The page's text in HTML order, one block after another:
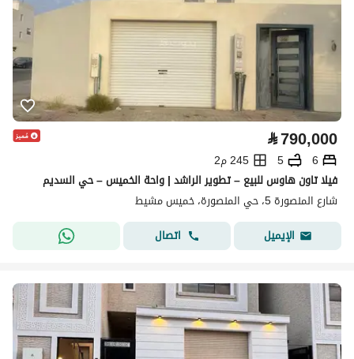
⃁790,000
6
5
245 م2
فيلا تاون هاوس للبيع – تطوير الراشد | واحة الخميس – حي السديم
شارع المنصورة 5، حي المنصورة، خميس مشيط
الإيميل
اتصال